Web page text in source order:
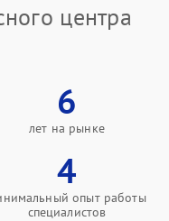
центра
6
лет на рынке
4
опыт работы
специалистов